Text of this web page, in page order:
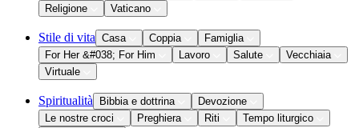
Religione
Vaticano
Stile di vita Casa Coppia
Famiglia
For Her &#038; For Him
Lavoro Salute
Vecchiaia
Virtuale
Spiritualità Bibbia e dottrina
Devozione
Le nostre croci
Preghiera Riti
Tempo liturgico